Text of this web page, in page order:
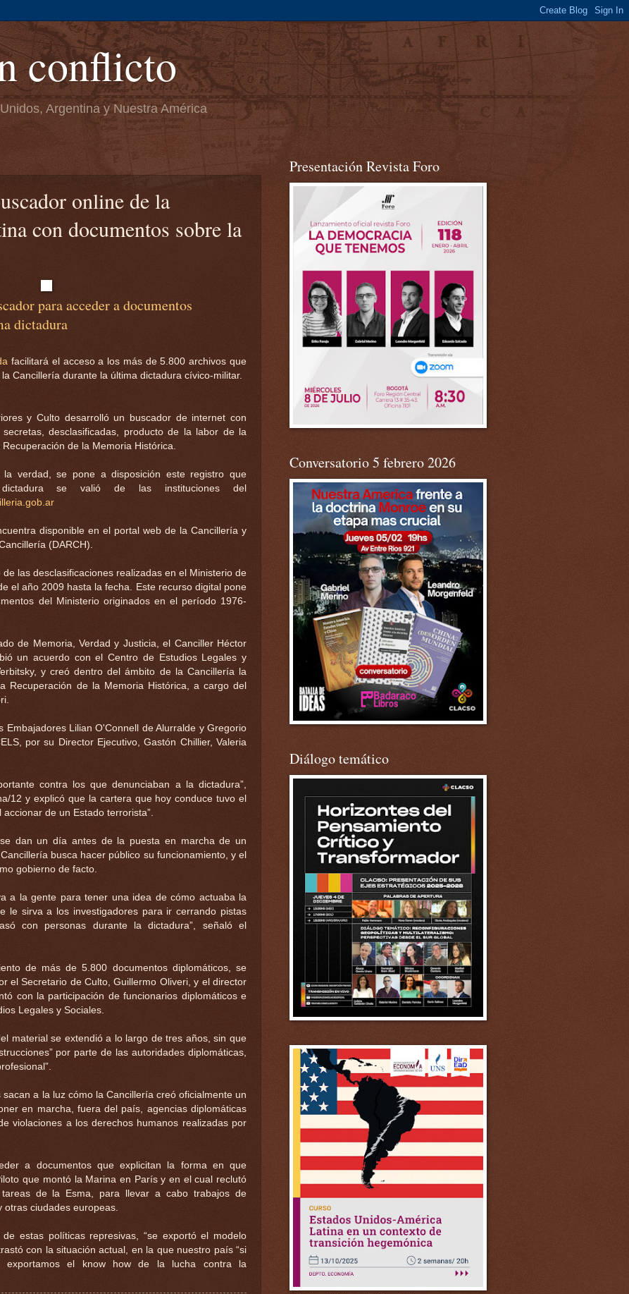
conflicto
Argentina y Nuestra América
online de la
con documentos sobre la
para acceder a documentos
dictadura
facilitará el acceso a los más de 5.800 archivos que
Cancillería durante la última dictadura cívico-militar.
y Culto desarrolló un buscador de internet con
desclasificadas, producto de la labor de la
de la Memoria Histórica.
verdad, se pone a disposición este registro que
se valió de las instituciones del
disponible en el portal web de la Cancillería y
(DARCH).
las desclasificaciones realizadas en el Ministerio de
el año 2009 hasta la fecha. Este recurso digital pone
del Ministerio originados en el período 1976-
de Memoria, Verdad y Justicia, el Canciller Héctor
un acuerdo con el Centro de Estudios Legales y
y creó dentro del ámbito de la Cancillería la
Recuperación de la Memoria Histórica, a cargo del
Embajadores Lilian O'Connell de Alurralde y Gregorio
por su Director Ejecutivo, Gastón Chillier, Valeria
contra los que denunciaban a la dictadura”,
12 y explicó que la cartera que hoy conduce tuvo el
de un Estado terrorista”.
se dan un día antes de la puesta en marcha de un
busca hacer público su funcionamiento, y el
gobierno de facto.
a la gente para tener una idea de cómo actuaba la
le sirva a los investigadores para ir cerrando pistas
con personas durante la dictadura”, señaló el
de más de 5.800 documentos diplomáticos, se
el Secretario de Culto, Guillermo Oliveri, y el director
con la participación de funcionarios diplomáticos e
Legales y Sociales.
material se extendió a lo largo de tres años, sin que
por parte de las autoridades diplomáticas,
a la luz cómo la Cancillería creó oficialmente un
en marcha, fuera del país, agencias diplomáticas
violaciones a los derechos humanos realizadas por
a documentos que explicitan la forma en que
que montó la Marina en París y en el cual reclutó
de la Esma, para llevar a cabo trabajos de
ciudades europeas.
estas políticas represivas, “se exportó el modelo
con la situación actual, en la que nuestro país “si
exportamos el know how de la lucha contra la
Presentación Revista Foro
Conversatorio 5 febrero 2026
Diálogo temático